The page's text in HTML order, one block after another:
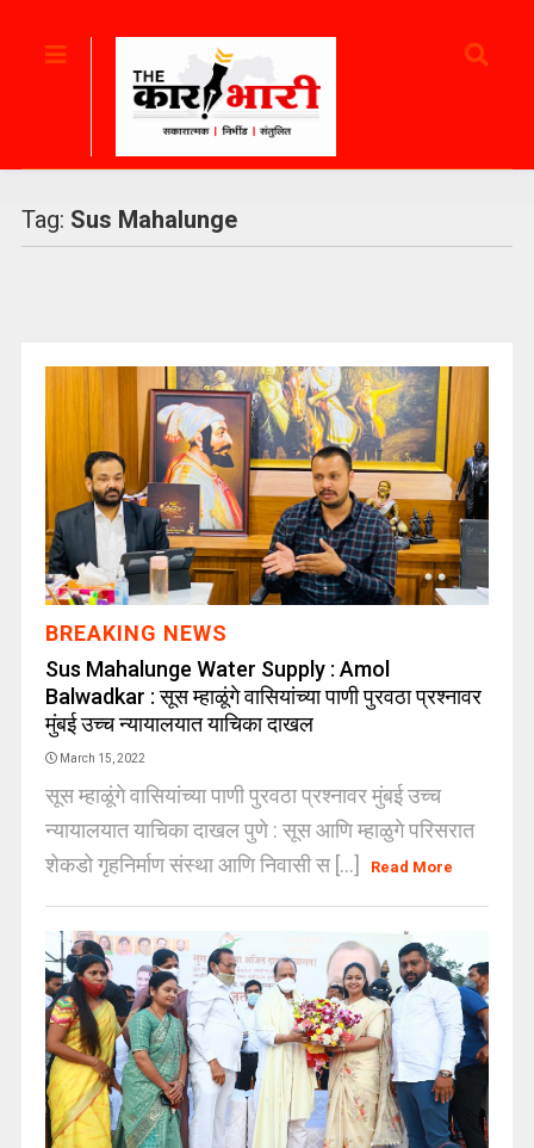
Tag: Sus Mahalunge
BREAKING NEWS
Sus Mahalunge Water Supply : Amol
Balwadkar : सूस म्हाळूंगे वासियांच्या पाणी पुरवठा प्रश्नावर
मुंबई उच्च न्यायालयात याचिका दाखल
March 15, 2022
सूस म्हाळूंगे वासियांच्या पाणी पुरवठा प्रश्नावर मुंबई उच्च
न्यायालयात याचिका दाखल पुणे : सूस आणि म्हाळुगे परिसरात
शेकडो गृहनिर्माण संस्था आणि निवासी स [...]
Read More